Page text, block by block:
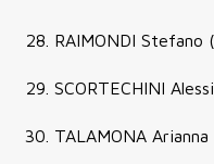
RAIMONDI Stefano
SCORTECHINI
TALAMONA Arianna